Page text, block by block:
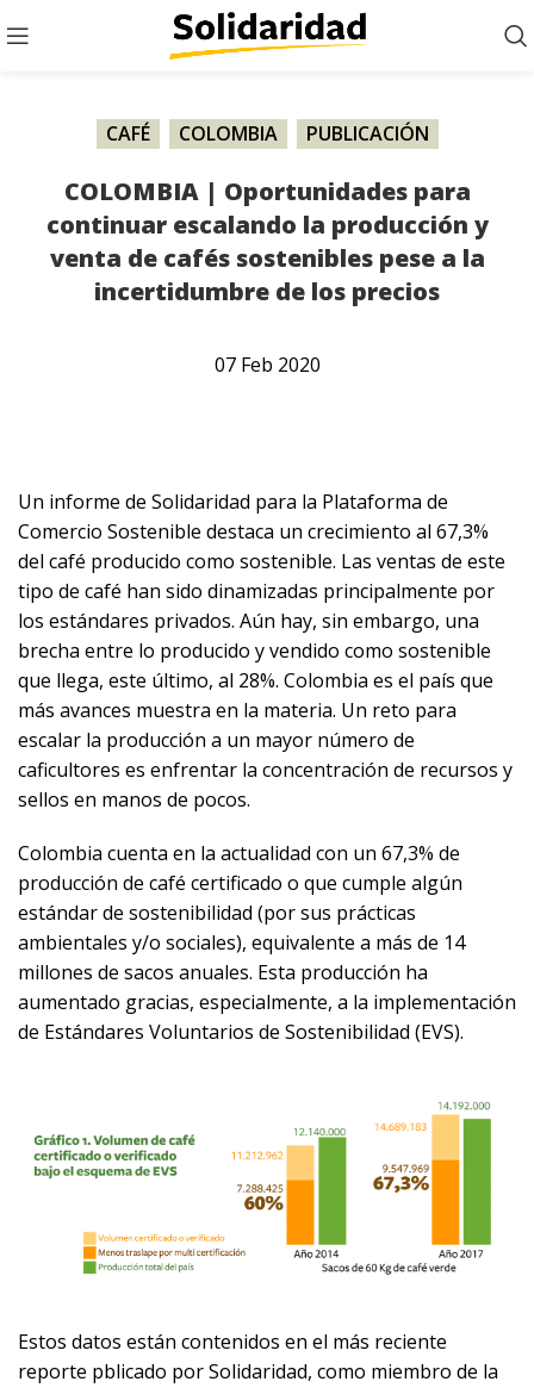
CAFÉ COLOMBIA PUBLICACIÓN
COLOMBIA | Oportunidades para
continuar escalando la producción y
venta de cafés sostenibles pese a la
incertidumbre de los precios
07 Feb 2020
Un informe de Solidaridad para la Plataforma de
Comercio Sostenible destaca un crecimiento al 67,3%
del café producido como sostenible. Las ventas de este
tipo de café han sido dinamizadas principalmente por
los estándares privados. Aún hay, sin embargo, una
brecha entre lo producido y vendido como sostenible
que llega, este último, al 28%. Colombia es el país que
más avances muestra en la materia. Un reto para
escalar la producción a un mayor número de
caficultores es enfrentar la concentración de recursos y
sellos en manos de pocos.
Colombia cuenta en la actualidad con un 67,3% de
producción de café certificado o que cumple algún
estándar de sostenibilidad (por sus prácticas
ambientales y/o sociales), equivalente a más de 14
millones de sacos anuales. Esta producción ha
aumentado gracias, especialmente, a la implementación
de Estándares Voluntarios de Sostenibilidad (EVS).
Estos datos están contenidos en el más reciente
reporte pblicado por Solidaridad, como miembro de la